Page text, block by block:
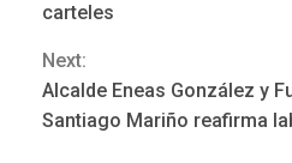
Reading
carteles
Next:
Alcalde Eneas González y
Santiago Mariño reafirma
3
diálogo